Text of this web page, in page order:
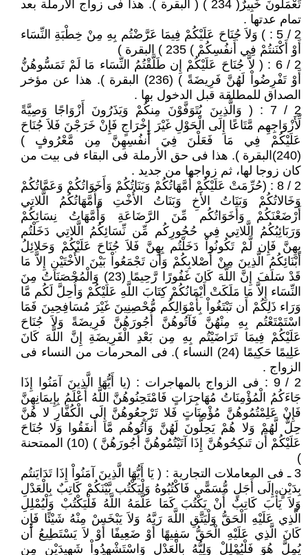
تَعْمَلُونَ خَبِيرٌ( 234 ) ( البقرة ). هذا فى زواج الأرملة بعد
تمام عدتها .
2 / 5 : ) وَلاَ جُنَاحَ عَلَيْكُمْ فِيمَا عَرَّضْتُم بِهِ مِنْ خِطْبَةِ النِّسَاء
أَوْ أَكْنَنتُمْ فِي أَنفُسِكُمْ ) 235 ) البقرة )
2 / 6 : ( لاَّ جُنَاحَ عَلَيْكُمْ إِن طَلَّقْتُمُ النِّسَاء مَا لَمْ تَمَسُّوهُنُّ
أَوْ تَفْرِضُواْ لَهُنَّ فَرِيضَةً ) (236) البقرة ). هذا عن مؤخر
الصداق للمطلقة قبل الدخول بها .
2 / 7 : ( وَالَّذِينَ يُتَوَفَّوْنَ مِنكُمْ وَيَذَرُونَ أَزْوَاجًا وَصِيَّةً
لِّأَزْوَاجِهِم مَّتَاعًا إِلَى الْحَوْلِ غَيْرَ إِخْرَاجٍ فَإِنْ خَرَجْنَ فَلاَ جُنَاحَ
عَلَيْكُمْ فِي مَا فَعَلْنَ فِيَ أَنفُسِهِنَّ مِن مَّعْرُوفٍ )
(240)البقرة ). هذا فى حق الأرملة فى البقاء فى بيت من
كان زوجا لها، ثم زواجها من جديد .
2 / 8 : (حُرِّمَتْ عَلَيْكُمْ أُمَّهَاتُكُمْ وَبَنَاتُكُمْ وَأَخَوَاتُكُمْ وَعَمَّاتُكُمْ
وَخَالاتُكُمْ وَبَنَاتُ الأَخِ وَبَنَاتُ الأُخْتِ وَأُمَّهَاتُكُمُ الَّلاتِي
أَرْضَعْنَكُمْ وَأَخَوَاتُكُم مِّنَ الرَّضَاعَةِ وَأُمَّهَاتُ نِسَائِكُمْ
وَرَبَائِبُكُمُ الَّلاتِي فِي حُجُورِكُم مِّن نِّسَائِكُمُ الَّلاتِي دَخَلْتُم
بِهِنَّ فَإِن لَّمْ تَكُونُواْ دَخَلْتُم بِهِنَّ فَلاَ جُنَاحَ عَلَيْكُمْ وَحَلائِلُ
أَبْنَائِكُمُ الَّذِينَ مِنْ أَصْلابِكُمْ وَأَن تَجْمَعُواْ بَيْنَ الأُخْتَيْنِ إِلاَّ مَا
قَدْ سَلَفَ إِنَّ اللَّهَ كَانَ غَفُورًا رَّحِيمًا (23) وَالْمُحْصَنَاتُ مِنَ
النِّسَاء إِلاَّ مَا مَلَكَتْ أَيْمَانُكُمْ كِتَابَ اللَّهِ عَلَيْكُمْ وَأُحِلَّ لَكُم مَّا
وَرَاء ذَلِكُمْ أَن تَبْتَغُواْ بِأَمْوَالِكُم مُّحْصِنِينَ غَيْرَ مُسَافِحِينَ فَمَا
اسْتَمْتَعْتُم بِهِ مِنْهُنَّ فَآتُوهُنَّ أُجُورَهُنَّ فَرِيضَةً وَلاَ جُنَاحَ
عَلَيْكُمْ فِيمَا تَرَاضَيْتُم بِهِ مِن بَعْدِ الْفَرِيضَةِ إِنَّ اللَّهَ كَانَ
عَلِيمًا حَكِيمًا (24) النساء ). فى المحرمات من النساء فى
الزواج .
2 / 9 : فى الزواج بالمهاجرات : (يا أَيُّهَا الَّذِينَ آمَنُوا إِذَا
جَاءَكُمُ الْمُؤْمِنَاتُ مُهَاجِرَاتٍ فَامْتَحِنُوهُنَّ اللَّهُ أَعْلَمُ بِإِيمَانِهِنَّ
فَإِنْ عَلِمْتُمُوهُنَّ مُؤْمِنَاتٍ فَلا تَرْجِعُوهُنَّ إِلَى الْكُفَّارِ لا هُنَّ
حِلٌّ لَّهُمْ وَلا هُمْ يَحِلُّونَ لَهُنَّ وَآتُوهُم مَّا أَنفَقُوا وَلا جُنَاحَ
عَلَيْكُمْ أَن تَنكِحُوهُنَّ إِذَا آتَيْتُمُوهُنَّ أُجُورَهُنَّ ) (10) الممتحنة
)
3 ـ فى المعاملات التجارية : ( يَا أَيُّهَا الَّذِينَ آمَنُواْ إِذَا تَدَايَنتُم
بِدَيْنٍ إِلَى أَجَلٍ مُّسَمًّى فَاكْتُبُوهُ وَلْيَكْتُب بَّيْنَكُمْ كَاتِبٌ بِالْعَدْلِ
وَلاَ يَأْبَ كَاتِبٌ أَنْ يَكْتُبَ كَمَا عَلَّمَهُ اللَّهُ فَلْيَكْتُبْ وَلْيُمْلِلِ
الَّذِي عَلَيْهِ الْحَقُّ وَلْيَتَّقِ اللَّهَ رَبَّهُ وَلاَ يَبْخَسْ مِنْهُ شَيْئًا فَإِن
كَانَ الَّذِي عَلَيْهِ الْحَقُّ سَفِيهًا أَوْ ضَعِيفًا أَوْ لاَ يَسْتَطِيعُ أَن
يُمِلَّ هُوَ فَلْيُمْلِلْ وَلِيُّهُ بِالْعَدْلِ وَاسْتَشْهِدُواْ شَهِيدَيْنِ مِن